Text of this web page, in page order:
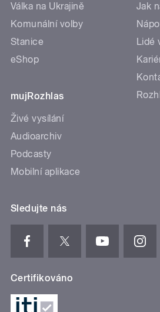
Válka na Ukrajině
Komunální volby
Stanice
eShop
mujRozhlas
Živé vysílání
Audioarchiv
Podcasty
Mobilní aplikace
Jak
Lidé
Sledujte nás
Certifikováno